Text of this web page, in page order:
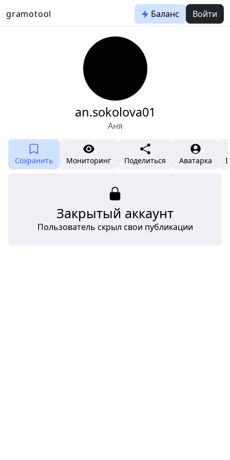
gramotool Баланс Войти
an.sokolova01
Аня
Сохранить Мониторинг Поделиться Аватарка
Закрытый аккаунт
Пользователь скрыл свои публикации